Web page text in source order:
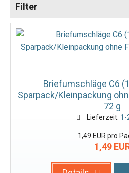
Filter
Briefumschläge C6
Sparpack/Kleinpackung
72 g
Lieferzeit: 1-
1,49 EUR pro
1,49